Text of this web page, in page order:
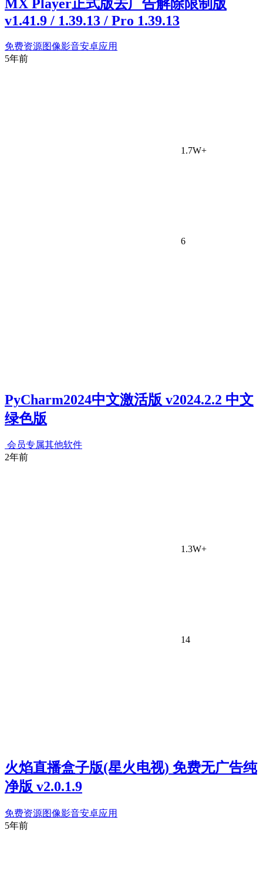
MX Player正式版去广告解除限制版
v1.41.9 / 1.39.13 / Pro 1.39.13
免费资源图像影音安卓应用
5年前
1.7W+
6
PyCharm2024中文激活版 v2024.2.2 中文
绿色版
会员专属其他软件
2年前
1.3W+
14
火焰直播盒子版(星火电视) 免费无广告纯
净版 v2.0.1.9
免费资源图像影音安卓应用
5年前